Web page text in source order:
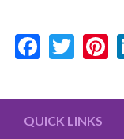
QUICK LINKS